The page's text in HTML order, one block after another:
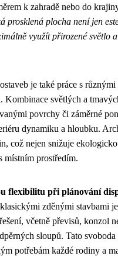
k zahradě nebo do
prosklená plocha není jen
využít přirozené světlo
je také práce s
Kombinace světlých a
povrchy či záměrné
dynamiku a hloubku.
což nejen snižuje
místním prostředím.
flexibilitu při plánování
zděnými stavbami
včetně převisů, konzol
sloupů. Tato svoboda
potřebám každé rodiny a